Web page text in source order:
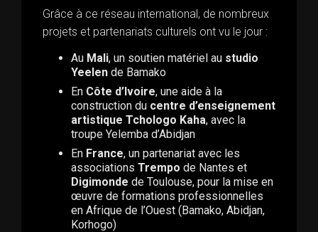
Grâce à ce réseau international, de nombreux
projets et partenariats culturels ont vu le jour :
Au Mali, un soutien matériel au studio
Yeelen de Bamako
En Côte d’Ivoire, une aide à la
construction du centre d’enseignement
artistique Tchologo Kaha, avec la
troupe Yelemba d’Abidjan
En France, un partenariat avec les
associations Trempo de Nantes et
Digimonde de Toulouse, pour la mise en
œuvre de formations professionnelles
en Afrique de l’Ouest (Bamako, Abidjan,
Korhogo)